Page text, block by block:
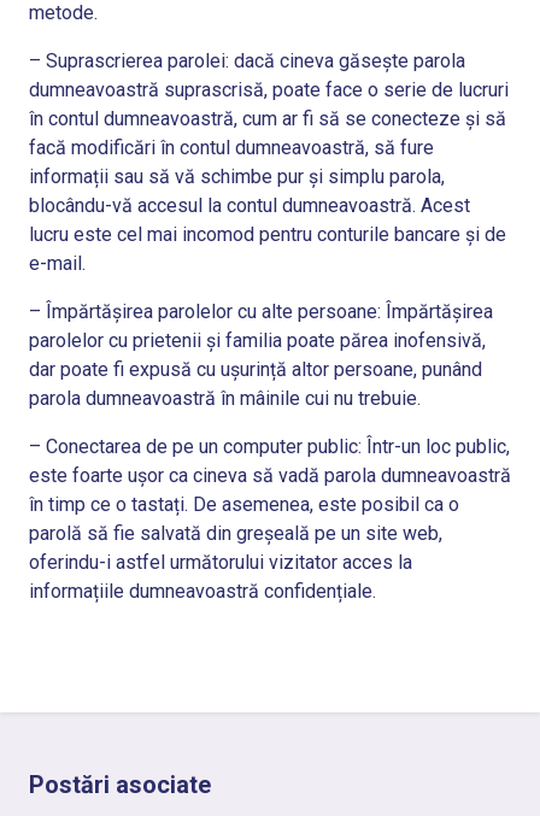
metode.
– Suprascrierea parolei: dacă cineva găsește parola
dumneavoastră suprascrisă, poate face o serie de lucruri
în contul dumneavoastră, cum ar fi să se conecteze și să
facă modificări în contul dumneavoastră, să fure
informații sau să vă schimbe pur și simplu parola,
blocându-vă accesul la contul dumneavoastră. Acest
lucru este cel mai incomod pentru conturile bancare și de
e-mail.
– Împărtășirea parolelor cu alte persoane: Împărtășirea
parolelor cu prietenii și familia poate părea inofensivă,
dar poate fi expusă cu ușurință altor persoane, punând
parola dumneavoastră în mâinile cui nu trebuie.
– Conectarea de pe un computer public: Într-un loc public,
este foarte ușor ca cineva să vadă parola dumneavoastră
în timp ce o tastați. De asemenea, este posibil ca o
parolă să fie salvată din greșeală pe un site web,
oferindu-i astfel următorului vizitator acces la
informațiile dumneavoastră confidențiale.
Postări asociate